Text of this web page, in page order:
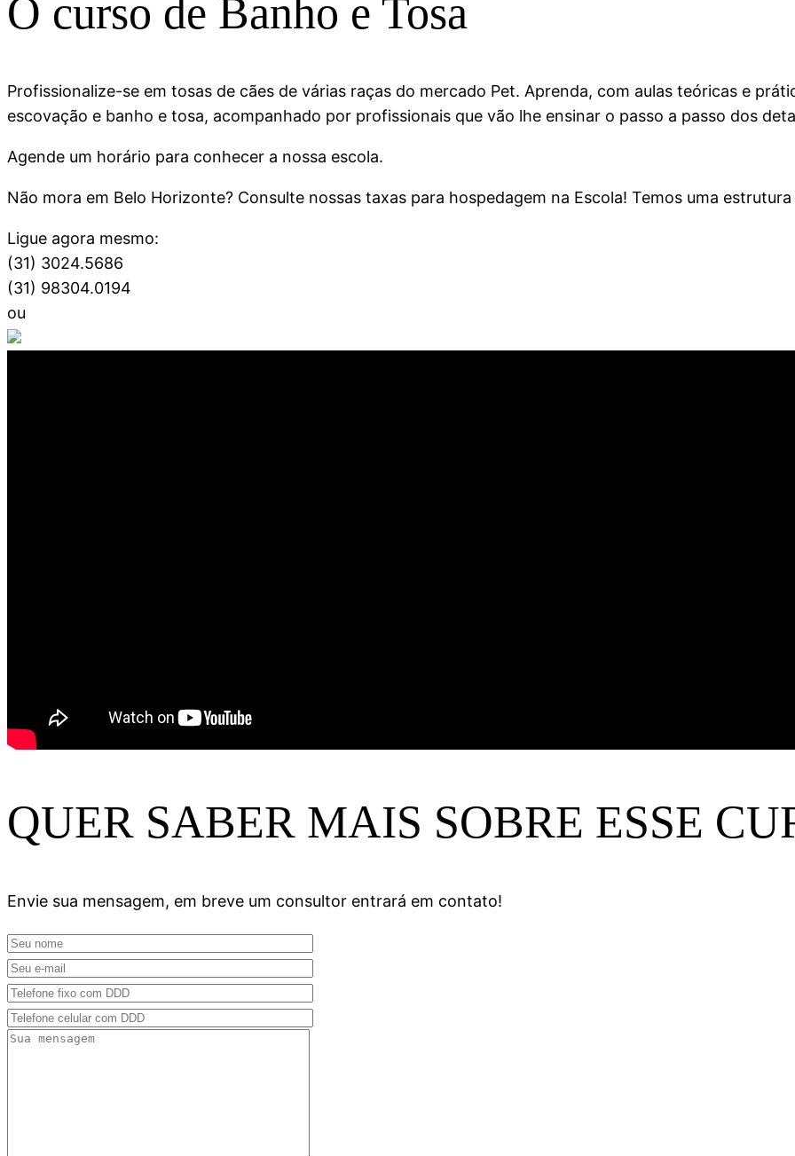
O curso de Banho e Tosa
Profissionalize-se em tosas de cães de várias raças do mercado Pet. Aprenda, com aulas teóricas e
escovação e banho e tosa, acompanhado por profissionais que vão lhe ensinar o passo a passo dos
Agende um horário para conhecer a nossa escola.
Não mora em Belo Horizonte? Consulte nossas taxas para hospedagem na Escola! Temos uma
Ligue agora mesmo:
(31) 3024.5686
(31) 98304.0194
ou
QUER SABER MAIS SOBRE ESSE
Envie sua mensagem, em breve um consultor entrará em contato!